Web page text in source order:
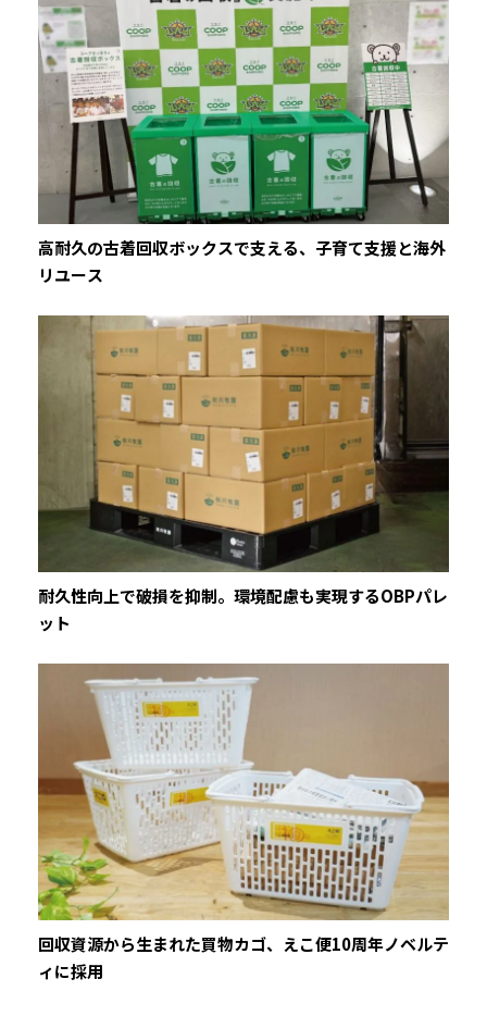
高耐久の古着回収ボックスで支える、子育て支援と海外
リユース
耐久性向上で破損を抑制。環境配慮も実現するOBPパレ
ット
回収資源から生まれた買物カゴ、えこ便10周年ノベルテ
ィに採用